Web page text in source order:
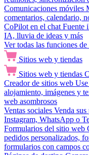
Comunicaciones móviles
comentarios, calendario,
CoPilot en el chat Fuente
IA, lluvia de ideas y más
Ver todas las funciones
Sitios web y tiendas
Sitios web y tiendas
Creador de sitios web
alojamiento, imágenes y
web asombrosos
Ventas sociales Venda
Instagram, WhatsApp o
Formularios del sitio web
pedidos personalizados,
formularios con campos